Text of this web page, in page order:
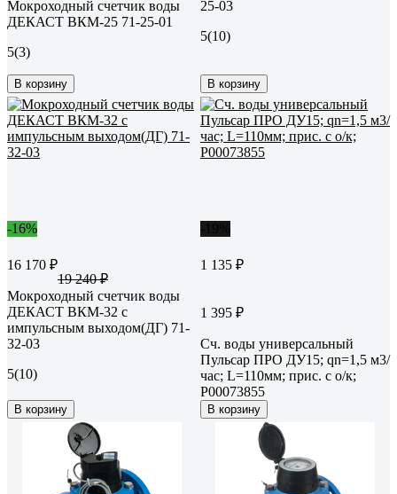
Мокроходный счетчик воды
ДЕКАСТ ВКМ-25 71-25-01
5(3)
В корзину
25-03
5(10)
В корзину
-16%
16 170 ₽
19 240 ₽
Мокроходный счетчик воды
ДЕКАСТ ВКМ-32 с
импульсным выходом(ДГ) 71-
32-03
5(10)
В корзину
1 135 ₽
1 395 ₽
Сч. воды универсальный
Пульсар ПРО ДУ15; qn=1,5 м3/
час; L=110мм; прис. с о/к;
Р00073855
В корзину